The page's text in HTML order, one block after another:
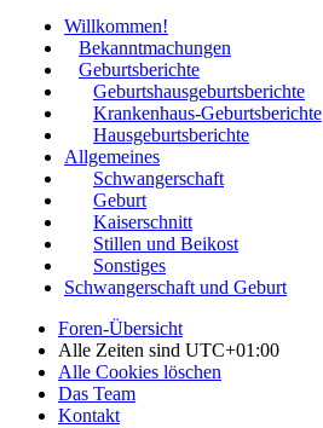
Willkommen!
Bekanntmachungen
Geburtsberichte
Geburtshausgeburtsberichte
Krankenhaus-Geburtsberichte
Hausgeburtsberichte
Allgemeines
Schwangerschaft
Geburt
Kaiserschnitt
Stillen und Beikost
Sonstiges
Schwangerschaft und Geburt
Foren-Übersicht
Alle Zeiten sind UTC+01:00
Alle Cookies löschen
Das Team
Kontakt